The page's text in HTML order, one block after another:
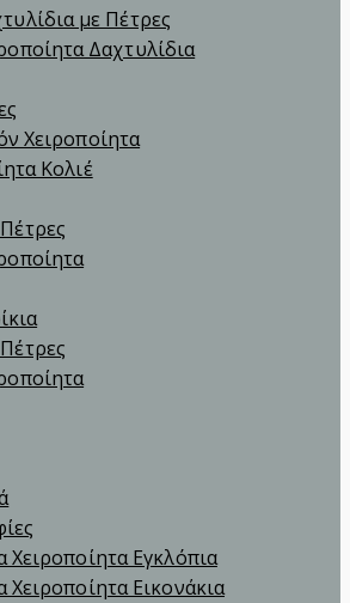
με Πέτρες
Δαχτυλίδια
Χειροποίητα
Κολιέ
Χειροποίητα Εγκλόπια
Χειροποίητα Εικονάκια